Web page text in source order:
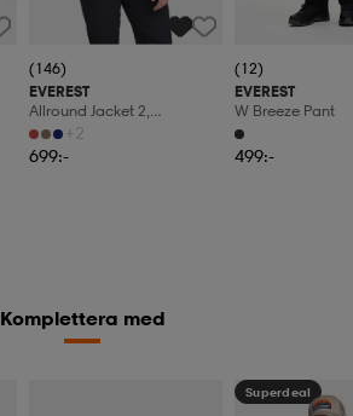
(146)
EVEREST
Allround Jacket 2,
Regnjacka, Dam
+2
699:-
(12)
EVEREST
W Breeze Pant
499:-
Komplettera med
Superdeal